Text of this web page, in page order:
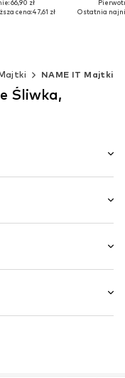
66,90 zł
cena:47,61 zł
Ostatnia
NAME IT Majtki
Śliwka,